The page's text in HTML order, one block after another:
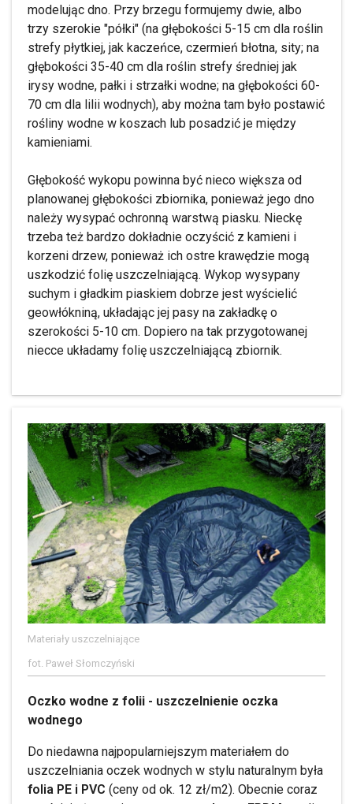
modelując dno. Przy brzegu formujemy dwie, albo
trzy szerokie "półki" (na głębokości 5-15 cm dla roślin
strefy płytkiej, jak kaczeńce, czermień błotna, sity; na
głębokości 35-40 cm dla roślin strefy średniej jak
irysy wodne, pałki i strzałki wodne; na głębokości 60-
70 cm dla lilii wodnych), aby można tam było postawić
rośliny wodne w koszach lub posadzić je między
kamieniami.
Głębokość wykopu powinna być nieco większa od
planowanej głębokości zbiornika, ponieważ jego dno
należy wysypać ochronną warstwą piasku. Nieckę
trzeba też bardzo dokładnie oczyścić z kamieni i
korzeni drzew, ponieważ ich ostre krawędzie mogą
uszkodzić folię uszczelniającą. Wykop wysypany
suchym i gładkim piaskiem dobrze jest wyścielić
geowłókniną, układając jej pasy na zakładkę o
szerokości 5-10 cm. Dopiero na tak przygotowanej
niecce układamy folię uszczelniającą zbiornik.
Materiały uszczelniające
fot. Paweł Słomczyński
Oczko wodne z folii - uszczelnienie oczka
wodnego
Do niedawna najpopularniejszym materiałem do
uszczelniania oczek wodnych w stylu naturalnym była
folia PE i PVC (ceny od ok. 12 zł/m2). Obecnie coraz